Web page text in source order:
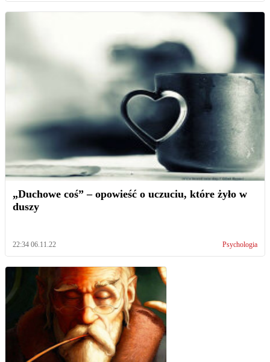
„Duchowe coś” – opowieść o uczuciu, które żyło w
duszy
22:34 06.11.22 Psychologia